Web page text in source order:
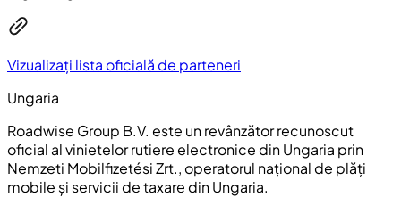
Vizualizați lista oficială de parteneri
Ungaria
Roadwise Group B.V. este un revânzător recunoscut
oficial al vinietelor rutiere electronice din Ungaria prin
Nemzeti Mobilfizetési Zrt., operatorul național de plăți
mobile și servicii de taxare din Ungaria.